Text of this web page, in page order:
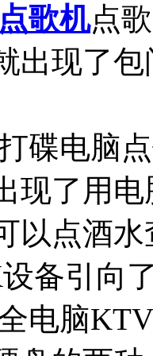
点歌机点
出现了
电脑点
现了用
以点酒
备引向
脑KTV